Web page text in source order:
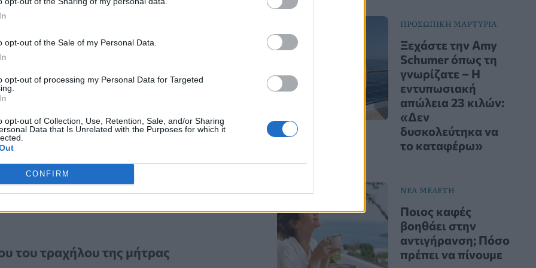
opt-out of the Sale of my Personal Data.
opt-out of processing my Personal Data for Targeted
opt-out of Collection, Use, Retention, Sale, and/or Sharing
Data that Is Unrelated with the Purposes for which it
CONFIRM
έδειξαν σημαντικές
προκαρκινικές αλλοιώσεις,
του τραχήλου της μήτρας μεταξύ
κοριτσιών πριν από τα 17α
καρκίνου του τραχήλου της
του τραχήλου της μήτρας
ΠΡΟΣΩΠΙΚΗ ΜΑΡΤΥΡΙΑ
Ξεχάστε την Amy
Schumer όπως τη
γνωρίζατε – Η
εντυπωσιακή
απώλεια 23 κιλών:
«Δεν
δυσκολεύτηκα να
το καταφέρω»
ΝΕΑ ΜΕΛΕΤΗ
Ποιος καφές
βοηθάει στην
αντιγήρανση; Πόσο
πρέπει να πίνουμε